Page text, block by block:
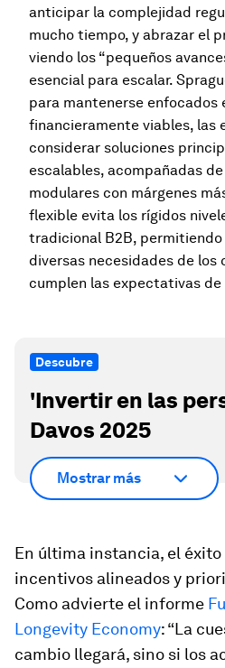
anticipar la complejidad
mucho tiempo, y abrazar el
viendo los “pequeños
esencial para escalar.
para mantenerse enfocados
financieramente viables, las
considerar soluciones
escalables, acompañadas
modulares con márgenes
flexible evita los rígidos
tradicional B2B,
diversas necesidades de los
cumplen las expectativas
Descubre
'Invertir en las
Davos 2025
Mostrar más
En última instancia, el
incentivos alineados y
Como advierte el informe
Longevity Economy: “La
cambio llegará, sino si los